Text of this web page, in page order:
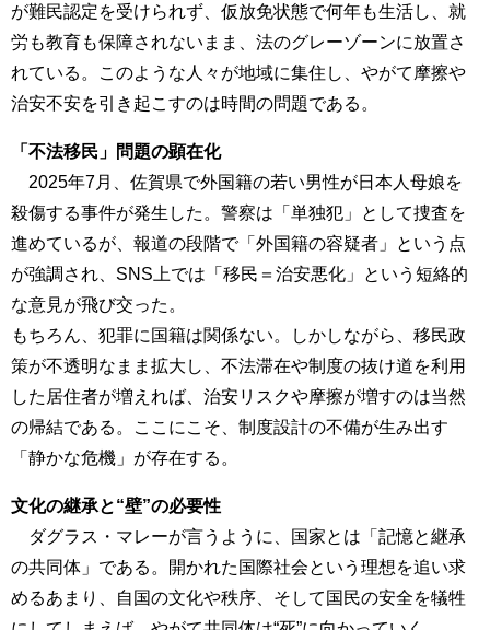
が難民認定を受けられず、仮放免状態で何年も生活し、就
労も教育も保障されないまま、法のグレーゾーンに放置さ
れている。このような人々が地域に集住し、やがて摩擦や
治安不安を引き起こすのは時間の問題である。
「不法移民」問題の顕在化
2025年7月、佐賀県で外国籍の若い男性が日本人母娘を
殺傷する事件が発生した。警察は「単独犯」として捜査を
進めているが、報道の段階で「外国籍の容疑者」という点
が強調され、SNS上では「移民＝治安悪化」という短絡的
な意見が飛び交った。
もちろん、犯罪に国籍は関係ない。しかしながら、移民政
策が不透明なまま拡大し、不法滞在や制度の抜け道を利用
した居住者が増えれば、治安リスクや摩擦が増すのは当然
の帰結である。ここにこそ、制度設計の不備が生み出す
「静かな危機」が存在する。
文化の継承と“壁”の必要性
ダグラス・マレーが言うように、国家とは「記憶と継承
の共同体」である。開かれた国際社会という理想を追い求
めるあまり、自国の文化や秩序、そして国民の安全を犠牲